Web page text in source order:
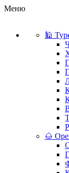
Меню
🕌
🌰